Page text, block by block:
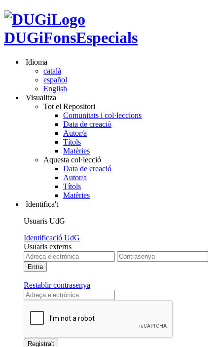
DUGiFonsEspecials
Idioma
català
español
English
Visualitza
Tot el Repositori
Comunitats i col·leccions
Data de creació
Autor/a
Títols
Matèries
Aquesta col·lecció
Data de creació
Autor/a
Títols
Matèries
Identifica't
Usuaris UdG
Identificació UdG
Usuaris externs
Restablir contrasenya